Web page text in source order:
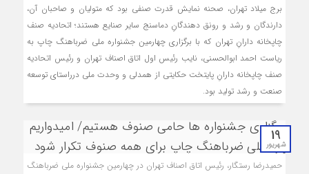
برج میلاد تهران، صحنه نمایش قدرت صنفی بود که متولیان و صاحبان آن،
دارندگان و رشد و رونق دهندگانِ دماسنج سایر صنایع هستند؛ اتحادیه صنف
چاپخانه دارانِ تهران که با برگزاری چهارمین جشنواره ملی ضرباهنگ چاپ به
ریاست احمد ابوالحسنی، نایب رئیس اول اتاق اصناف تهران و رئیس اتحادیه
صنف چاپخانه دارانِ پایتخت حکایتی از همدلی و وحدت ملی درراستای توسعه
صنعت و رشد تولید بود.
19
شهریور
حمیدرضا رستگار، رئیس اتاق اصناف تهران در چهارمین جشنواره ملی ضرباهنگ